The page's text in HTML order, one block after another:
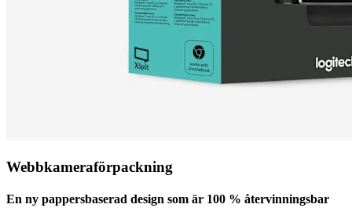
Webbkameraförpackning
En ny pappersbaserad design som är 100 % återvinningsbar